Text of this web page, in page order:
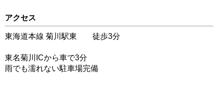
アクセス
東海道本線 菊川駅東 徒歩3分
東名菊川ICから車で3分
雨でも濡れない駐車場完備